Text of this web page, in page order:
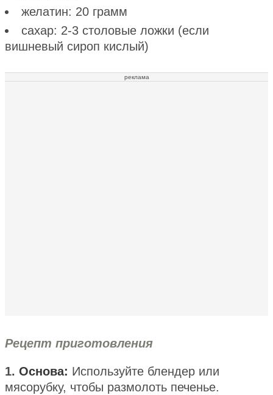
желатин: 20 грамм
сахар: 2-3 столовые ложки (если
вишневый сироп кислый)
реклама
Рецепт приготовления
1. Основа: Используйте блендер или
мясорубку, чтобы размолоть печенье.